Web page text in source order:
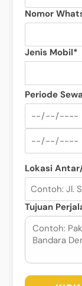
Nomor
Jenis Mobil*
Periode
Lokasi
Tujuan